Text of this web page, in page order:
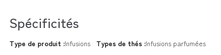
Spécificités
Type de produit :Infusions Types de thés :Infusions parfumées